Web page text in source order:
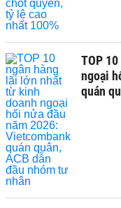
TOP
ngoại
quán